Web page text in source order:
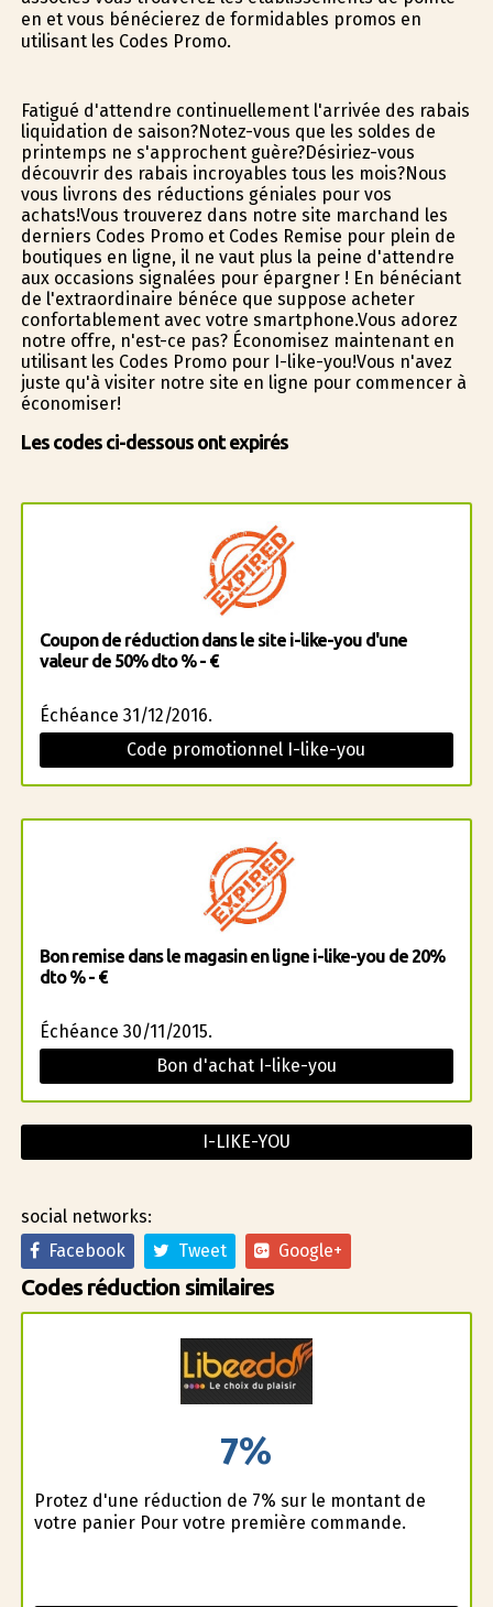
en et vous bénéficierez de formidables promos en
utilisant les Codes Promo.
Fatigué d'attendre continuellement l'arrivée des rabais
liquidation de saison?Notez-vous que les soldes de
printemps ne s'approchent guère?Désiriez-vous
découvrir des rabais incroyables tous les mois?Nous
vous livrons des réductions géniales pour vos
achats!Vous trouverez dans notre site marchand les
derniers Codes Promo et Codes Remise pour plein de
boutiques en ligne, il ne vaut plus la peine d'attendre
aux occasions signalées pour épargner ! En bénéficiant
de l'extraordinaire bénéfice que suppose acheter
confortablement avec votre smartphone.Vous adorez
notre offre, n'est-ce pas? Économisez maintenant en
utilisant les Codes Promo pour I-like-you!Vous n'avez
juste qu'à visiter notre site en ligne pour commencer à
économiser!
Les codes ci-dessous ont expirés
Coupon de réduction dans le site i-like-you d'une
valeur de 50% dto % - €
Échéance 31/12/2016.
Code promotionnel I-like-you
Bon remise dans le magasin en ligne i-like-you de 20%
dto % - €
Échéance 30/11/2015.
Bon d'achat I-like-you
I-LIKE-YOU
social networks:
Facebook
Tweet Google+
Codes réduction similaires
7%
Profitez d'une réduction de 7% sur le montant de
votre panier Pour votre première commande.